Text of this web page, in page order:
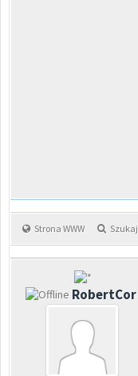
Strona WWW Szukaj
RobertCor